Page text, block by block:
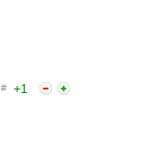
# +1